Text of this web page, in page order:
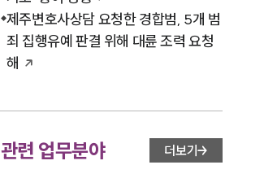
제주변호사상담 요청한 경합범, 5개 범
죄 집행유예 판결 위해 대륜 조력 요청
해
관련 업무분야 더보기